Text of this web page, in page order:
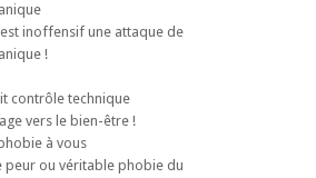
inoffensif une attaque de
!
contrôle technique
vers le bien-être !
à vous
peur ou véritable phobie du